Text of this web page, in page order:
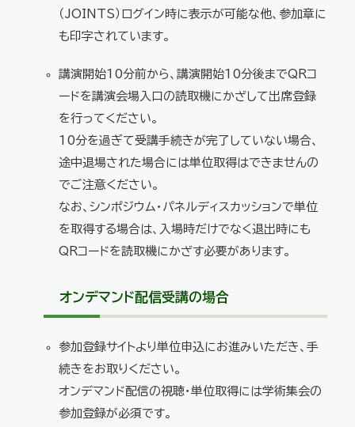
（JOINTS）ログイン時に表示が可能な他、参加章に
も印字されています。
講演開始10分前から、講演開始10分後までQRコ
ードを講演会場入口の読取機にかざして出席登録
を行ってください。
10分を過ぎて受講手続きが完了していない場合、
途中退場された場合には単位取得はできませんの
でご注意ください。
なお、シンポジウム・パネルディスカッションで単位
を取得する場合は、入場時だけでなく退出時にも
QRコードを読取機にかざす必要があります。
オンデマンド配信受講の場合
参加登録サイトより単位申込にお進みいただき、手
続きをお取りください。
オンデマンド配信の視聴・単位取得には学術集会の
参加登録が必須です。